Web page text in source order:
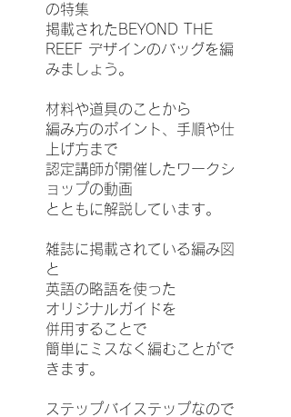
の特集
掲載されたBEYOND THE
REEF デザインのバッグを編
みましょう。
材料や道具のことから
編み方のポイント、手順や仕
上げ方まで
認定講師が開催したワークシ
ョップの動画
とともに解説しています。
雑誌に掲載されている編み図
と
英語の略語を使った
オリジナルガイドを
併用することで
簡単にミスなく編むことがで
きます。
ステップバイステップなので